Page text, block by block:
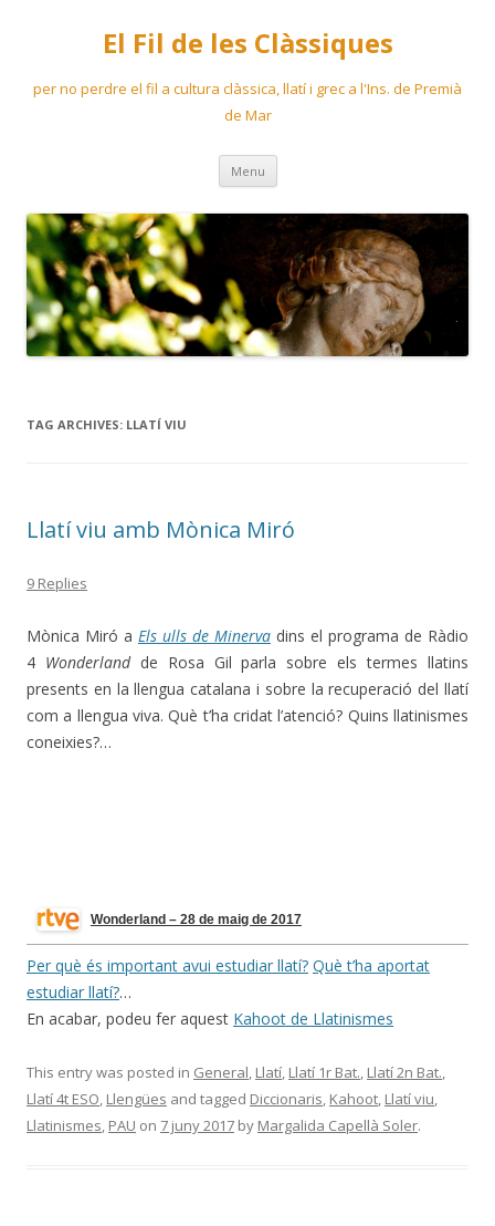
El Fil de les Clàssiques
per no perdre el fil a cultura clàssica, llatí i grec a l'Ins. de Premià
de Mar
Menu Skip
content
TAG ARCHIVES: LLATÍ VIU
Llatí viu amb Mònica Miró
9 Replies
Mònica Miró a Els ulls de Minerva dins el programa de Ràdio
4 Wonderlandde Rosa Gil parla sobre els termes llatins
presents en la llengua catalana i sobre la recuperació del llatí
com a llengua viva. Què t’ha cridat l’atenció? Quins llatinismes
coneixies?…
Wonderland – 28 de maig de 2017
Per què és important avui estudiar llatí? Què t’ha aportat
estudiar llatí?…
En acabar, podeu fer aquest Kahoot de Llatinismes
This entry was posted in General, Llatí, Llatí 1r Bat., Llatí 2n Bat.,
Llatí 4t ESO, Llengües and tagged Diccionaris, Kahoot, Llatí viu,
Llatinismes, PAU on 7 juny 2017 by Margalida Capellà Soler.